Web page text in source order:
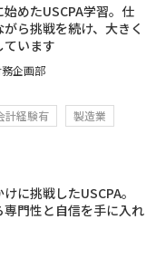
めたUSCPA学習。仕
ら挑戦を続け、大きく
ています
企画部
計経験有
製造業
に挑戦したUSCPA。
門性と自信を手に入れ